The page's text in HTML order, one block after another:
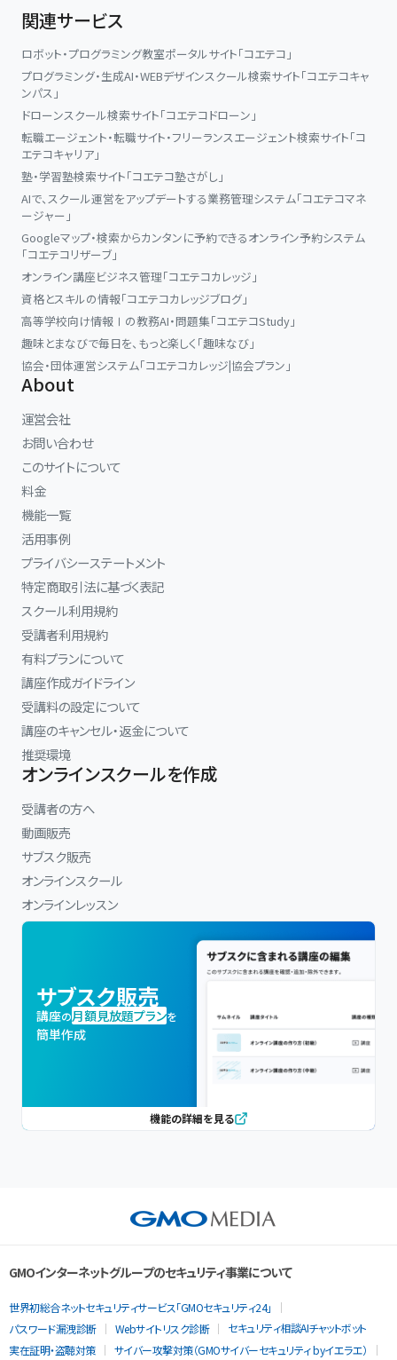
関連サービス
ロボット・プログラミング教室ポータルサイト「コエテコ」
プログラミング・生成AI・WEBデザインスクール検索サイト「コエテコキャ
ンパス」
ドローンスクール検索サイト「コエテコドローン」
転職エージェント・転職サイト・フリーランスエージェント検索サイト「コ
エテコキャリア」
塾・学習塾検索サイト「コエテコ塾さがし」
AIで、スクール運営をアップデートする業務管理システム「コエテコマネ
ージャー」
Googleマップ・検索からカンタンに予約できるオンライン予約システム
「コエテコリザーブ」
オンライン講座ビジネス管理「コエテコカレッジ」
資格とスキルの情報「コエテコカレッジブログ」
高等学校向け情報Ⅰの教務AI・問題集「コエテコStudy」
趣味とまなびで毎日を、もっと楽しく「趣味なび」
協会・団体運営システム「コエテコカレッジ|協会プラン」
About
運営会社
お問い合わせ
このサイトについて
料金
機能一覧
活用事例
プライバシーステートメント
特定商取引法に基づく表記
スクール利用規約
受講者利用規約
有料プランについて
講座作成ガイドライン
受講料の設定について
講座のキャンセル・返金について
推奨環境
オンラインスクールを作成
受講者の方へ
動画販売
サブスク販売
オンラインスクール
オンラインレッスン
サブスク販売
講座の月額見放題プランを
簡単作成
機能の詳細を見る
GMOインターネットグループのセキュリティ事業について
世界初総合ネットセキュリティサービス「GMOセキュリティ24」
パスワード漏洩診断
Webサイトリスク診断
セキュリティ相談AIチャットボット
実在証明・盗聴対策
サイバー攻撃対策（GMOサイバーセキュリティ byイエラエ）